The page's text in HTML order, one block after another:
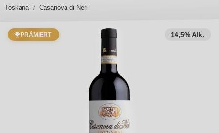
Toskana Casanova di Neri
14,5% Alk.
PRÄMIERT